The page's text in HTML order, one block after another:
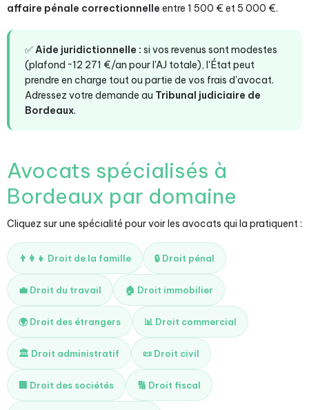
affaire pénale correctionnelle entre 1 500 € et 5 000 €.
✅Aide juridictionnelle : si vos revenus sont modestes
(plafond ~12 271 €/an pour l'AJ totale), l'État peut
prendre en charge tout ou partie de vos frais d'avocat.
Adressez votre demande au Tribunal judiciaire de
Bordeaux.
Avocats spécialisés à
Bordeaux par domaine
Cliquez sur une spécialité pour voir les avocats qui la pratiquent :
👨‍👩‍👧 Droit de la famille 🔒 Droit pénal
💼 Droit du travail 🏠 Droit immobilier
🌍 Droit des étrangers 📊 Droit commercial
🏛️ Droit administratif 📜 Droit civil
🏢 Droit des sociétés 🔢 Droit fiscal